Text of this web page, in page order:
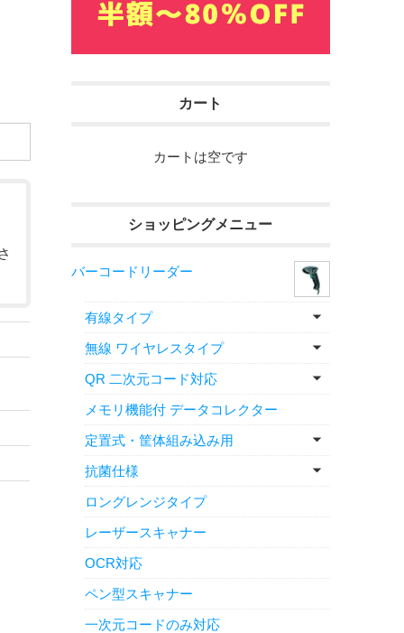
カート
カートは空です
ショッピングメニュー
バーコードリーダー
有線タイプ
無線 ワイヤレスタイプ
QR 二次元コード対応
メモリ機能付 データコレクター
定置式・筐体組み込み用
抗菌仕様
ロングレンジタイプ
レーザースキャナー
OCR対応
ペン型スキャナー
一次元コードのみ対応